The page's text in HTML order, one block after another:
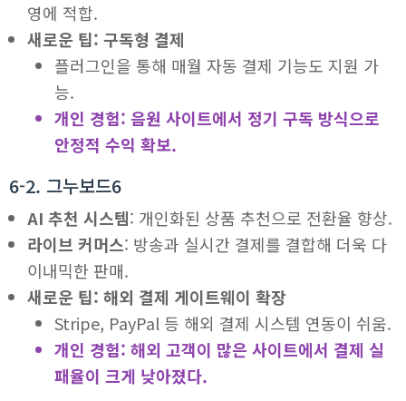
영에 적합.
새로운 팁: 구독형 결제
플러그인을 통해 매월 자동 결제 기능도 지원 가
능.
개인 경험: 음원 사이트에서 정기 구독 방식으로
안정적 수익 확보.
6-2. 그누보드6
AI 추천 시스템: 개인화된 상품 추천으로 전환율 향상.
라이브 커머스: 방송과 실시간 결제를 결합해 더욱 다
이내믹한 판매.
새로운 팁: 해외 결제 게이트웨이 확장
Stripe, PayPal 등 해외 결제 시스템 연동이 쉬움.
개인 경험: 해외 고객이 많은 사이트에서 결제 실
패율이 크게 낮아졌다.